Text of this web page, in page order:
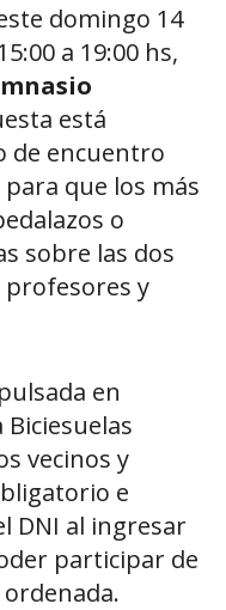
domingo 14
a 19:00 hs,
está
de encuentro
que los más
o
sobre las dos
profesores y
en
vecinos y
e
DNI al ingresar
participar de